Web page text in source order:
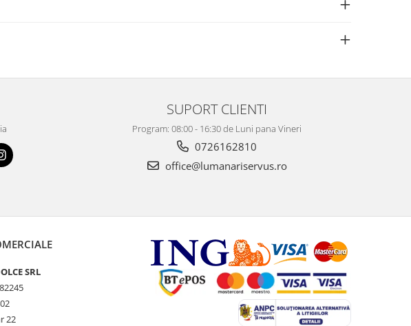
SUPORT CLIENTI
Program: 08:00 - 16:30 de Luni pana Vineri
0726162810
office@lumanariservus.ro
SRL
22